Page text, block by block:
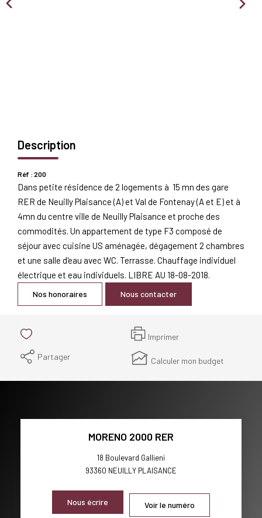
Description
Réf : 200
Dans petite résidence de 2 logements à 15 mn des gare
RER de Neuilly Plaisance (A) et Val de Fontenay (A et E) et à
4mn du centre ville de Neuilly Plaisance et proche des
commodités. Un appartement de type F3 composé de
séjour avec cuisine US aménagée, dégagement 2 chambres
et une salle d'eau avec WC. Terrasse. Chauffage individuel
électrique et eau individuels. LIBRE AU 18-08-2018.
Nos honoraires Nous contacter
Imprimer
Partager
Calculer mon budget
MORENO 2000 RER
18 Boulevard Gallieni
93360 NEUILLY PLAISANCE
Nous écrire Voir le numéro